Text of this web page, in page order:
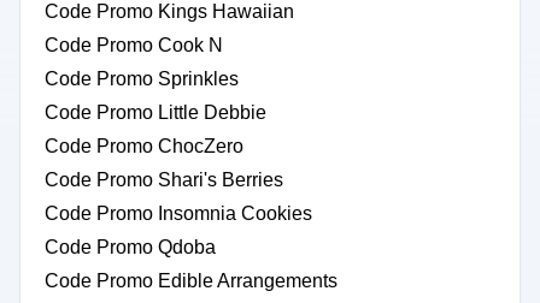
Code Promo Kings Hawaiian
Code Promo Cook N
Code Promo Sprinkles
Code Promo Little Debbie
Code Promo ChocZero
Code Promo Shari's Berries
Code Promo Insomnia Cookies
Code Promo Qdoba
Code Promo Edible Arrangements